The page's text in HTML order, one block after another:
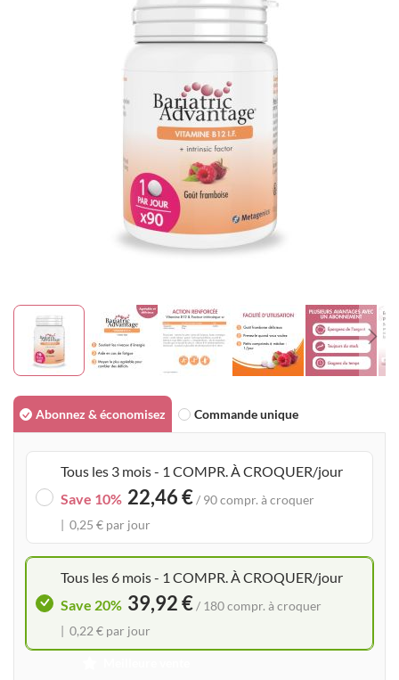
to
the
beginning
gallery
Abonnez & économisez
Tous les 3 mois - 1 COMPR. À CROQUER/jour
0,25 € par jour
22,46 €/ 90 compr. à croquer
Save 10%
Tous les 6 mois - 1 COMPR. À CROQUER/jour
0,22 € par jour
39,92 €/ 180 compr. à croquer
Save 20%
Commande unique